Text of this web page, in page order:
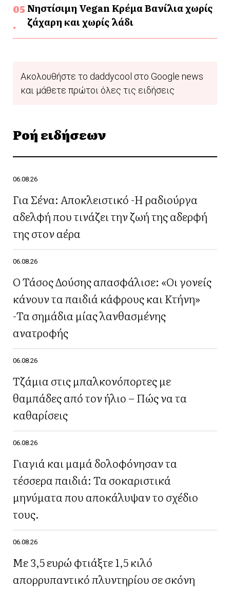
Νηστίσιμη Vegan Κρέμα Βανίλια χωρίς
ζάχαρη και χωρίς λάδι
Ακολουθήστε το daddycool στο Google news
και μάθετε πρώτοι όλες τις ειδήσεις
Ροή ειδήσεων
06.08.26
Για Σένα: Αποκλειστικό -Η ραδιούργα
αδελφή που τινάζει την ζωή της αδερφή
της στον αέρα
06.08.26
Ο Τάσος Δούσης απασφάλισε: «Οι γονείς
κάνουν τα παιδιά κάφρους και Κτήνη»
-Τα σημάδια μίας λανθασμένης
ανατροφής
06.08.26
Τζάμια στις μπαλκονόπορτες με
θαμπάδες από τον ήλιο – Πώς να τα
καθαρίσεις
06.08.26
Γιαγιά και μαμά δολοφόνησαν τα
τέσσερα παιδιά: Τα σοκαριστικά
μηνύματα που αποκάλυψαν το σχέδιο
τους.
06.08.26
Με 3,5 ευρώ φτιάξτε 1,5 κιλό
απορρυπαντικό πλυντηρίου σε σκόνη